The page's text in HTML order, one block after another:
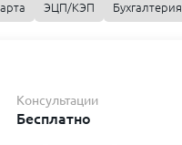
ЭЦП/КЭП Бухгалтерия
Консультации
Бесплатно